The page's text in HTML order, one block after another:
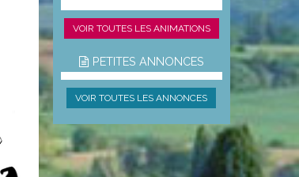
VOIR TOUTES LES ANIMATIONS
PETITES ANNONCES
VOIR TOUTES LES ANNONCES